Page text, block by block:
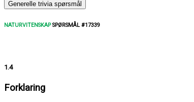
Generelle trivia spørsmål
NATURVITENSKAPSPØRSMÅL #17339
1.4
Forklaring